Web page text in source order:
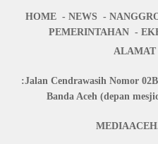
HOME NEWS
PEMERINTAHAN
ALAMAT
:Jalan Cendrawasih Nomor
Banda Aceh (depan